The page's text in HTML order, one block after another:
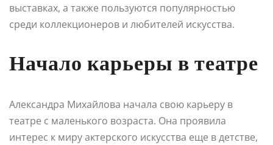
выставках, а также пользуются популярностью
среди коллекционеров и любителей искусства.
Начало карьеры в театре
Александра Михайлова начала свою карьеру в
театре с маленького возраста. Она проявила
интерес к миру актерского искусства еще в детстве,